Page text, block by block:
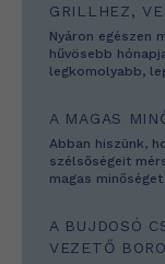
GRILLHEZ,
Nyáron egészen
hűvösebb
legkomolyabb,
A MAGAS
Abban hiszünk,
szélsőségeit
magas
A BUJDOSÓ
VEZETŐ